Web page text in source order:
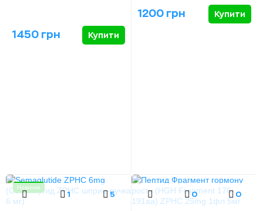
1450 грн Купити
1200 грн Купити
Новинка
1 5 0 0